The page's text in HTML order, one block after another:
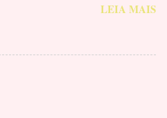
LEIA MAIS